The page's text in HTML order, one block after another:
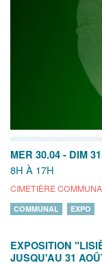
MER 30.04 - DIM
8H À 17H
CIMETIÈRE
COMMUNAL EXPO
EXPOSITION
JUSQU'AU 31